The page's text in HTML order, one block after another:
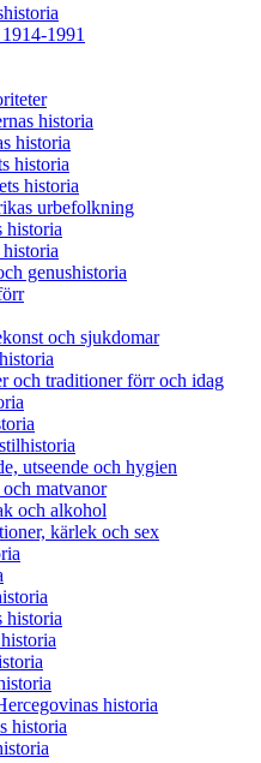
1991
historia
historia
historia
historia
urbefolkning
historia
historia
genushistoria
och sjukdomar
och traditioner förr och idag
utseende och hygien
matvanor
och alkohol
kärlek och sex
historia
historia
historia